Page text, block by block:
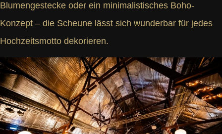
Blumengestecke oder ein minimalistisches Boho-
Konzept – die Scheune lässt sich wunderbar für jedes
Hochzeitsmotto dekorieren.